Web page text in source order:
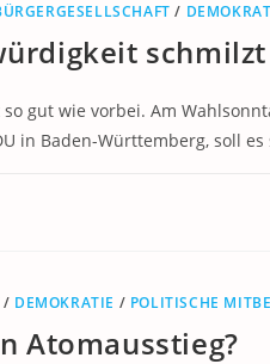
/
gut wie vorbei. Am
in Baden-Württemberg, soll
/ DEMOKRATIE / POLITISCHE
Atomausstieg?